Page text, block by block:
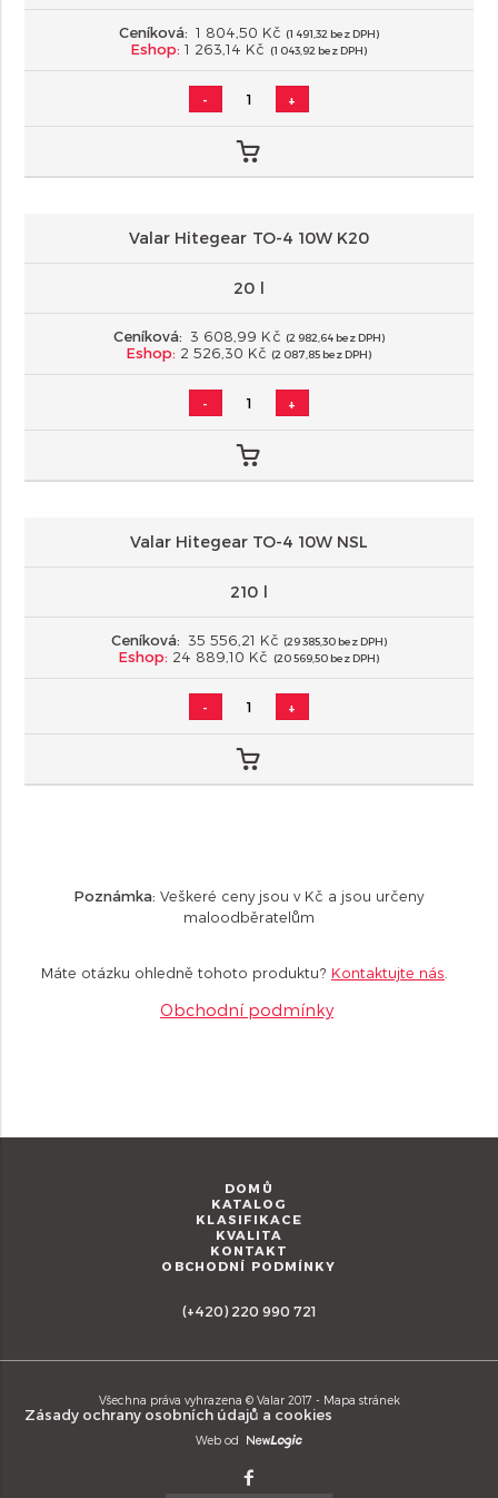
Ceníková: 1 804,50 Kč (1 491,32 bez DPH)
Eshop: 1 263,14 Kč (1 043,92 bez DPH)
- +
Valar Hitegear TO-4 10W K20
20 l
Ceníková: 3 608,99 Kč (2 982,64 bez DPH)
Eshop: 2 526,30 Kč (2 087,85 bez DPH)
- +
Valar Hitegear TO-4 10W NSL
210 l
Ceníková: 35 556,21 Kč (29 385,30 bez DPH)
Eshop: 24 889,10 Kč (20 569,50 bez DPH)
- +
Poznámka: Veškeré ceny jsou v Kč a jsou určeny
maloodběratelům
Máte otázku ohledně tohoto produktu? Kontaktujte nás
Obchodní podmínky
DOMŮ
KATALOG
KLASIFIKACE
KVALITA
KONTAKT
OBCHODNÍ PODMÍNKY
(+420) 220 990 721
Všechna práva vyhrazena © Valar 2017 - Mapa stránek
Zásady ochrany osobních údajů a cookies
Web od